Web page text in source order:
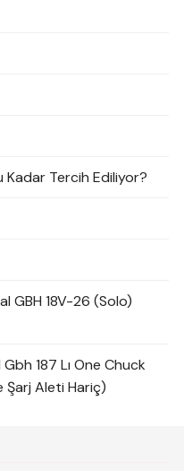
Kadar Tercih Ediliyor?
GBH 18V-26 (Solo)
187 Lı One Chuck
Şarj Aleti Hariç)